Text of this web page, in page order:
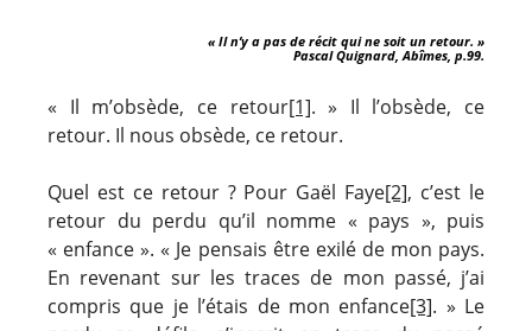
« Il n’y a pas de récit qui ne soit un retour. »
Pascal Quignard, Abîmes, p.99.
« Il m’obsède, ce retour[1]. » Il l’obsède, ce
retour. Il nous obsède, ce retour.
Quel est ce retour ? Pour Gaël Faye[2], c’est le
retour du perdu qu’il nomme « pays », puis
« enfance ». « Je pensais être exilé de mon pays.
En revenant sur les traces de mon passé, j’ai
compris que je l’étais de mon enfance[3]. » Le